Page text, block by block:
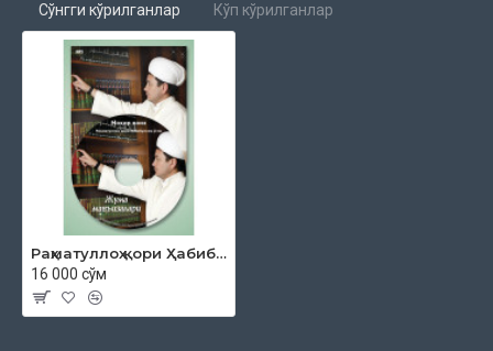
Сўнгги кўрилганлар Кўп кўрилганлар
Раҳматуллоҳ қори Ҳабибуллоҳ ўғли «Жумъа мавъизалари» 5-диск (МР3)
16 000 сўм